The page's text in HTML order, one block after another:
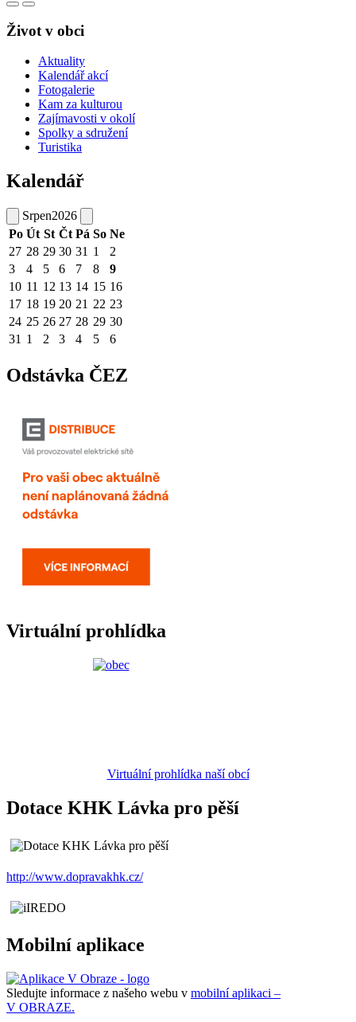
Život v obci
Aktuality
Kalendář akcí
Fotogalerie
Kam za kulturou
Zajímavosti v okolí
Spolky a sdružení
Turistika
Kalendář
Srpen2026
Po Út St Čt Pá So Ne
27 28 29 30 31 1
2
3
4 5 6 7 8
9
10 11 12 13 14 15 16
17 18 19 20 21 22 23
24 25 26 27 28 29 30
31 1 2 3 4 5 6
Odstávka ČEZ
Virtuální prohlídka
Virtuální prohlídka naší obcí
Dotace KHK Lávka pro pěší
http://www.dopravakhk.cz/
Mobilní aplikace
Sledujte informace z našeho webu v mobilní aplikaci –
V OBRAZE.